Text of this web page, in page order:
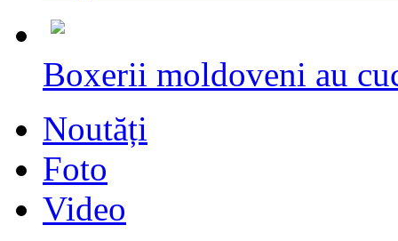
Boxerii moldoveni au
Noutăți
Foto
Video